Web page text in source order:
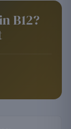
B12?